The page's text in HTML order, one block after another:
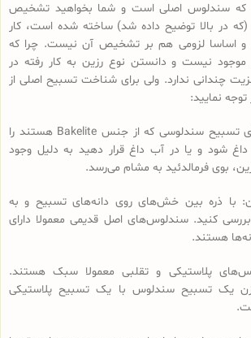
که سندلوس اصلی است و شما بخواهید تشخیص
(که در بالا توضیح داده شد) ساخته شده است، کار
و اساسا لزومی هم بر تشخیص آن نیست. چرا که
موجود نیست و دانستن نوع رزین به کار رفته در
چندانی ندارد. ولی برای شناخت تسبیح اصلی از
نمایید:
• تست بو: اگر مهره‌های تسبیح‌ سندلوسی که از جنس Bakelite هستند را
شود و یا در آب داغ قرار دهید به دلیل وجود
بوی فرمالدئید به مشام می‌رسد.
با ذره بین خش‌های روی دانه‌های تسبیح و به
کنید. سندلوس‌های اصل قدیمی معمولا دارای
هستند.
پلاستیکی و تقلبی معمولا سبک هستند.
وزن یک تسبیح سندلوس با یک تسبیح پلاستیکی